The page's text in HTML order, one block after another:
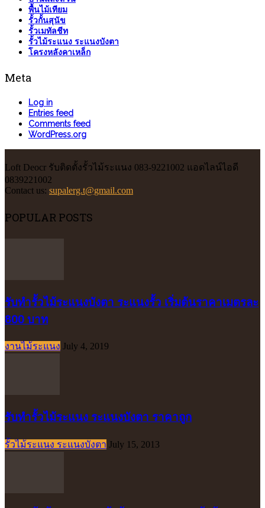
พื้นไม้เทียม
รั้วกั้นสุนัข
รั้วเมทัลชีท
รั้วไม้ระแนง ระแนงบังตา
โครงหลังคาเหล็ก
Meta
Log in
Entries feed
Comments feed
WordPress.org
Loft Deocr รับติดตั้งรั้วไม้ระแนง 083-9221002 แอดไลน์ไอดี
0839221002
Contact us: supalerg.t@gmail.com
POPULAR POSTS
รับทำรั้วไม้ระแนงบังตา ระแนงรั้ว เริ่มต้นราคาเมตรละ
800 บาท
งานไม้ระแนง July 4, 2019
รับทำรั้วไม้ระแนง ระแนงบังตา ราคาถูก
รั้วไม้ระแนง ระแนงบังตา July 15, 2013